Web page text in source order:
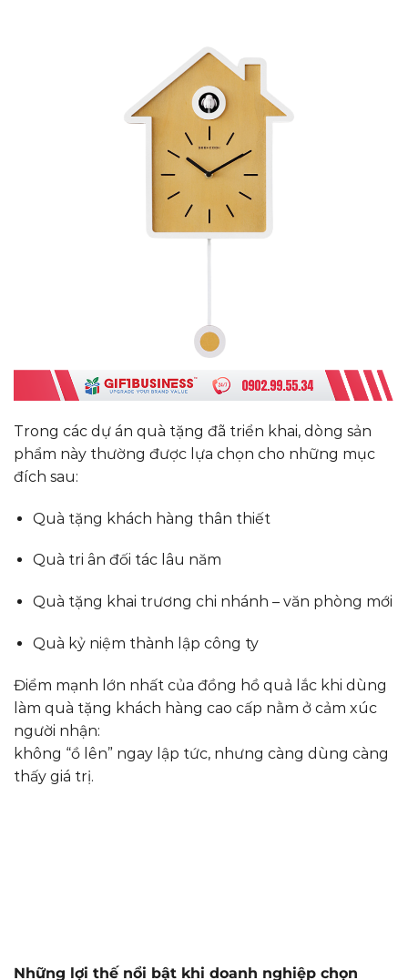
Trong các dự án quà tặng đã triển khai, dòng sản
phẩm này thường được lựa chọn cho những mục
đích sau:
Quà tặng khách hàng thân thiết
Quà tri ân đối tác lâu năm
Quà tặng khai trương chi nhánh – văn phòng mới
Quà kỷ niệm thành lập công ty
Điểm mạnh lớn nhất của đồng hồ quả lắc khi dùng
làm quà tặng khách hàng cao cấp nằm ở cảm xúc
người nhận:
không “ồ lên” ngay lập tức, nhưng càng dùng càng
thấy giá trị.
Những lợi thế nổi bật khi doanh nghiệp chọn